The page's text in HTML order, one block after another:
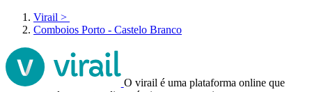
Virail >
Comboios Porto - Castelo Branco
O virail é uma plataforma online que